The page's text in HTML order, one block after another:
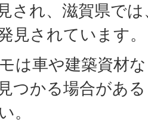
され、滋賀県で
見されています。
は車や建築資材
つかる場合があ
。